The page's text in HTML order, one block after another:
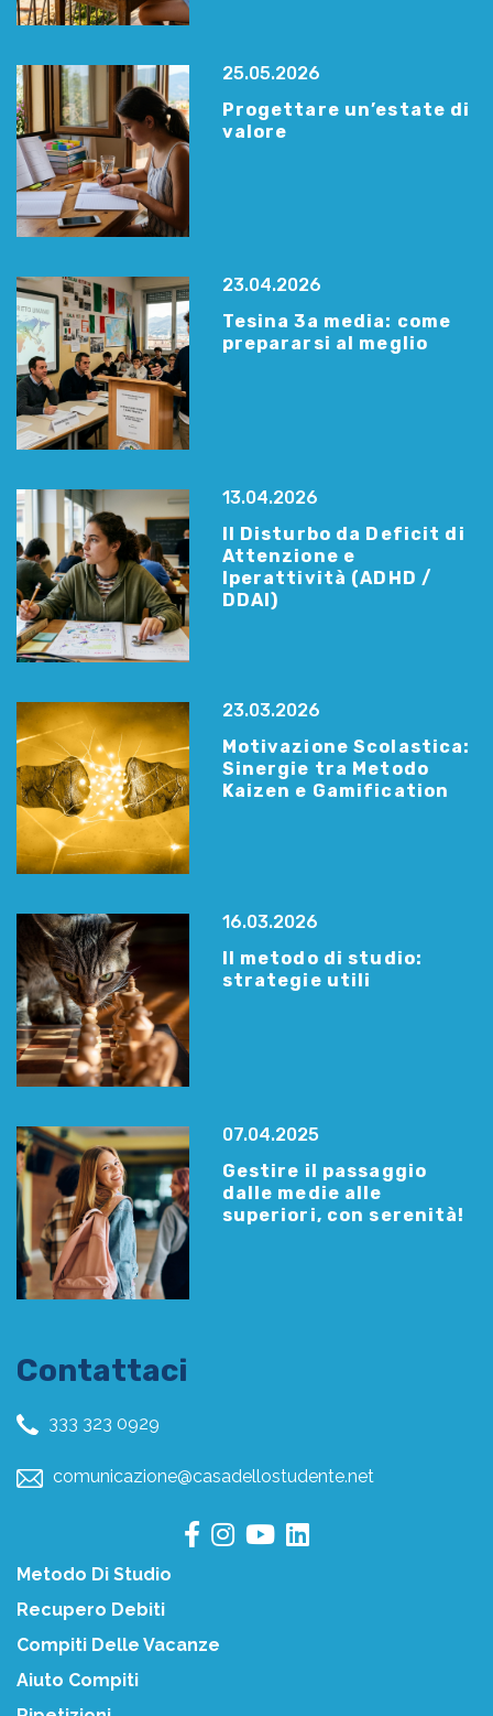
25.05.2026
Progettare un’estate di
valore
23.04.2026
Tesina 3a media: come
prepararsi al meglio
13.04.2026
Il Disturbo da Deficit di
Attenzione e
Iperattività (ADHD /
DDAI)
23.03.2026
Motivazione Scolastica:
Sinergie tra Metodo
Kaizen e Gamification
16.03.2026
Il metodo di studio:
strategie utili
07.04.2025
Gestire il passaggio
dalle medie alle
superiori, con serenità!
Contattaci
333 323 0929
comunicazione@casadellostudente.net
Metodo Di Studio
Recupero Debiti
Compiti Delle Vacanze
Aiuto Compiti